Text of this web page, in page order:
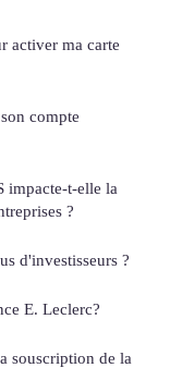
activer ma carte
compte
impacte-t-elle la
?
d'investisseurs ?
E. Leclerc?
souscription de la